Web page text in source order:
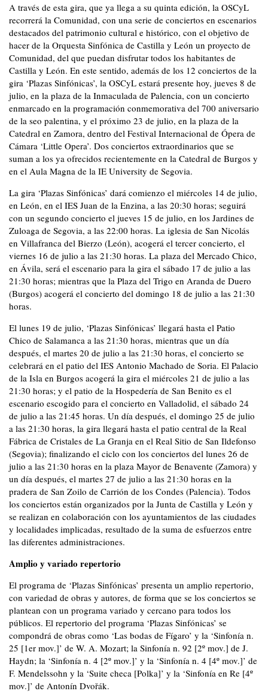
A través de esta gira, que ya llega a su quinta edición, la OSCyL
recorrerá la Comunidad, con una serie de conciertos en escenarios
destacados del patrimonio cultural e histórico, con el objetivo de
hacer de la Orquesta Sinfónica de Castilla y León un proyecto de
Comunidad, del que puedan disfrutar todos los habitantes de
Castilla y León. En este sentido, además de los 12 conciertos de la
gira ‘Plazas Sinfónicas’, la OSCyL estará presente hoy, jueves 8 de
julio, en la plaza de la Inmaculada de Palencia, con un concierto
enmarcado en la programación conmemorativa del 700 aniversario
de la seo palentina, y el próximo 23 de julio, en la plaza de la
Catedral en Zamora, dentro del Festival Internacional de Ópera de
Cámara ‘Little Opera’. Dos conciertos extraordinarios que se
suman a los ya ofrecidos recientemente en la Catedral de Burgos y
en el Aula Magna de la IE University de Segovia.
La gira ‘Plazas Sinfónicas’ dará comienzo el miércoles 14 de julio,
en León, en el IES Juan de la Enzina, a las 20:30 horas; seguirá
con un segundo concierto el jueves 15 de julio, en los Jardines de
Zuloaga de Segovia, a las 22:00 horas. La iglesia de San Nicolás
en Villafranca del Bierzo (León), acogerá el tercer concierto, el
viernes 16 de julio a las 21:30 horas. La plaza del Mercado Chico,
en Ávila, será el escenario para la gira el sábado 17 de julio a las
21:30 horas; mientras que la Plaza del Trigo en Aranda de Duero
(Burgos) acogerá el concierto del domingo 18 de julio a las 21:30
horas.
El lunes 19 de julio, ‘Plazas Sinfónicas’ llegará hasta el Patio
Chico de Salamanca a las 21:30 horas, mientras que un día
después, el martes 20 de julio a las 21:30 horas, el concierto se
celebrará en el patio del IES Antonio Machado de Soria. El Palacio
de la Isla en Burgos acogerá la gira el miércoles 21 de julio a las
21:30 horas; y el patio de la Hospedería de San Benito es el
escenario escogido para el concierto en Valladolid, el sábado 24
de julio a las 21:45 horas. Un día después, el domingo 25 de julio
a las 21:30 horas, la gira llegará hasta el patio central de la Real
Fábrica de Cristales de La Granja en el Real Sitio de San Ildefonso
(Segovia); finalizando el ciclo con los conciertos del lunes 26 de
julio a las 21:30 horas en la plaza Mayor de Benavente (Zamora) y
un día después, el martes 27 de julio a las 21:30 horas en la
pradera de San Zoilo de Carrión de los Condes (Palencia). Todos
los conciertos están organizados por la Junta de Castilla y León y
se realizan en colaboración con los ayuntamientos de las ciudades
y localidades implicadas, resultado de la suma de esfuerzos entre
las diferentes administraciones.
Amplio y variado repertorio
El programa de ‘Plazas Sinfónicas’ presenta un amplio repertorio,
con variedad de obras y autores, de forma que se los conciertos se
plantean con un programa variado y cercano para todos los
públicos. El repertorio del programa ‘Plazas Sinfónicas’ se
compondrá de obras como ‘Las bodas de Fígaro’ y la ‘Sinfonía n.
25 [1er mov.]’ de W. A. Mozart; la Sinfonía n. 92 [2º mov.] de J.
Haydn; la ‘Sinfonía n. 4 [2º mov.]’ y la ‘Sinfonía n. 4 [4º mov.]’ de
F. Mendelssohn y la ‘Suite checa [Polka]’ y la ‘Sinfonía en Re [4º
mov.]’ de Antonín Dvořák.